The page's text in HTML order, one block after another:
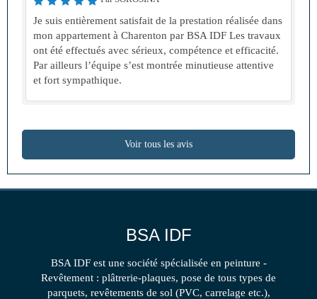
Je suis entièrement satisfait de la prestation réalisée dans
mon appartement à Charenton par BSA IDF Les travaux
ont été effectués avec sérieux, compétence et efficacité.
Par ailleurs l’équipe s’est montrée minutieuse attentive
et fort sympathique.
Voir tous les avis
BSA IDF
BSA IDF est une société spécialisée en peinture -
Revêtement : plâtrerie-plaques, pose de tous types de
parquets, revêtements de sol (PVC, carrelage etc.),